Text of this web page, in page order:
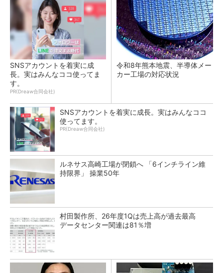
SNSアカウントを着実に成
長。実はみんなココ使ってま
す。
PR(Dreaw合同会社)
令和8年熊本地震、半導体メー
カー工場の対応状況
SNSアカウントを着実に成長。実はみんなココ
使ってます。
PR(Dreaw合同会社)
ルネサス高崎工場が閉鎖へ 「6インチライン維
持限界」 操業50年
村田製作所、26年度1Qは売上高が過去最高
データセンター関連は81％増